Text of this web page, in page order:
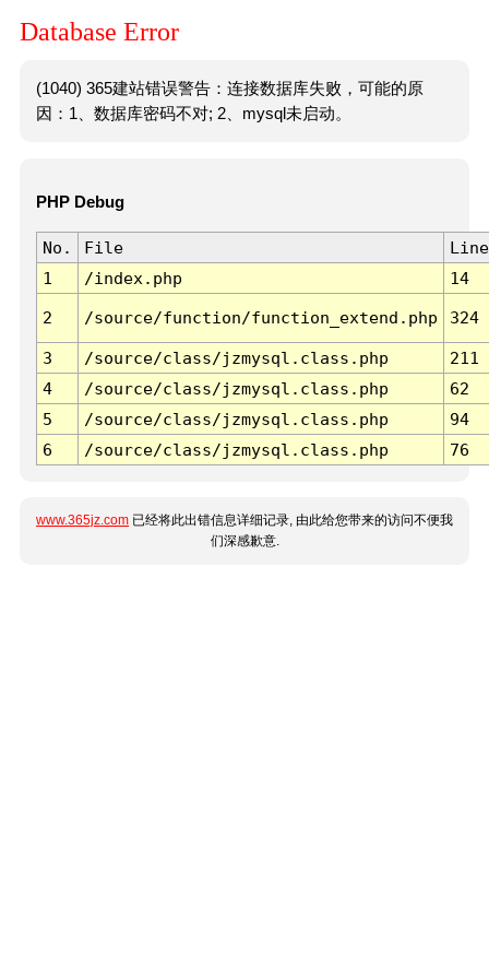
Database Error
(1040) 365建站错误警告：连接数据库失败，可能的原
因：1、数据库密码不对; 2、mysql未启动。
PHP Debug
No. File
Line
1
/index.php 14
2 /source/function/function_extend.php 324
3 /source/class/jzmysql.class.php
211
4
/source/class/jzmysql.class.php
62
5
/source/class/jzmysql.class.php
94
6
/source/class/jzmysql.class.php 76
www.365jz.com 已经将此出错信息详细记录, 由此给您带来的访问不便我
们深感歉意.